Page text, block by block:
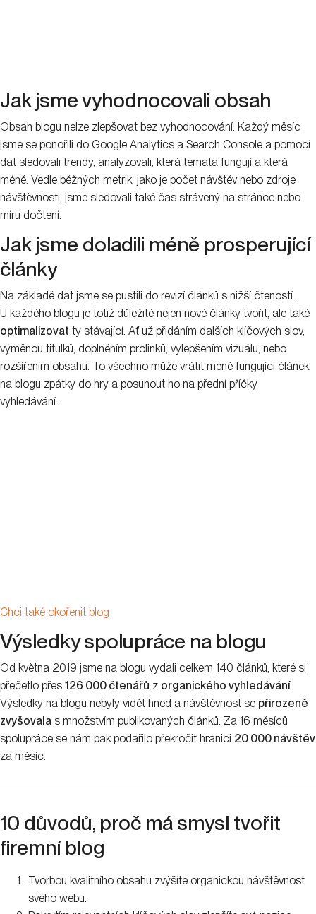
Jak jsme vyhodnocovali obsah
Obsah blogu nelze zlepšovat bez vyhodnocování. Každý měsíc
jsme se ponořili do Google Analytics a Search Console a pomocí
dat sledovali trendy, analyzovali, která témata fungují a která
méně. Vedle běžných metrik, jako je počet návštěv nebo zdroje
návštěvnosti, jsme sledovali také čas strávený na stránce nebo
míru dočtení.
Jak jsme doladili méně prosperující
články
Na základě dat jsme se pustili do revizí článků s nižší čteností.
U každého blogu je totiž důležité nejen nové články tvořit, ale také
optimalizovat ty stávající. Ať už přidáním dalších klíčových slov,
výměnou titulků, doplněním prolinků, vylepšením vizuálu, nebo
rozšířením obsahu. To všechno může vrátit méně fungující článek
na blogu zpátky do hry a posunout ho na přední příčky
vyhledávání.
Chci také okořenit blog
Výsledky spolupráce na blogu
Od května 2019 jsme na blogu vydali celkem 140 článků, které si
přečetlo přes 126 000 čtenářů z organického vyhledávání.
Výsledky na blogu nebyly vidět hned a návštěvnost se přirozeně
zvyšovala s množstvím publikovaných článků. Za 16 měsíců
spolupráce se nám pak podařilo překročit hranici 20 000 návštěv
za měsíc.
10 důvodů, proč má smysl tvořit
firemní blog
Tvorbou kvalitního obsahu zvýšíte organickou návštěvnost
svého webu.